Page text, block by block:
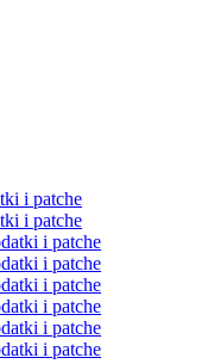
i patche
i patche
i patche
i patche
i patche
i patche
i patche
i patche